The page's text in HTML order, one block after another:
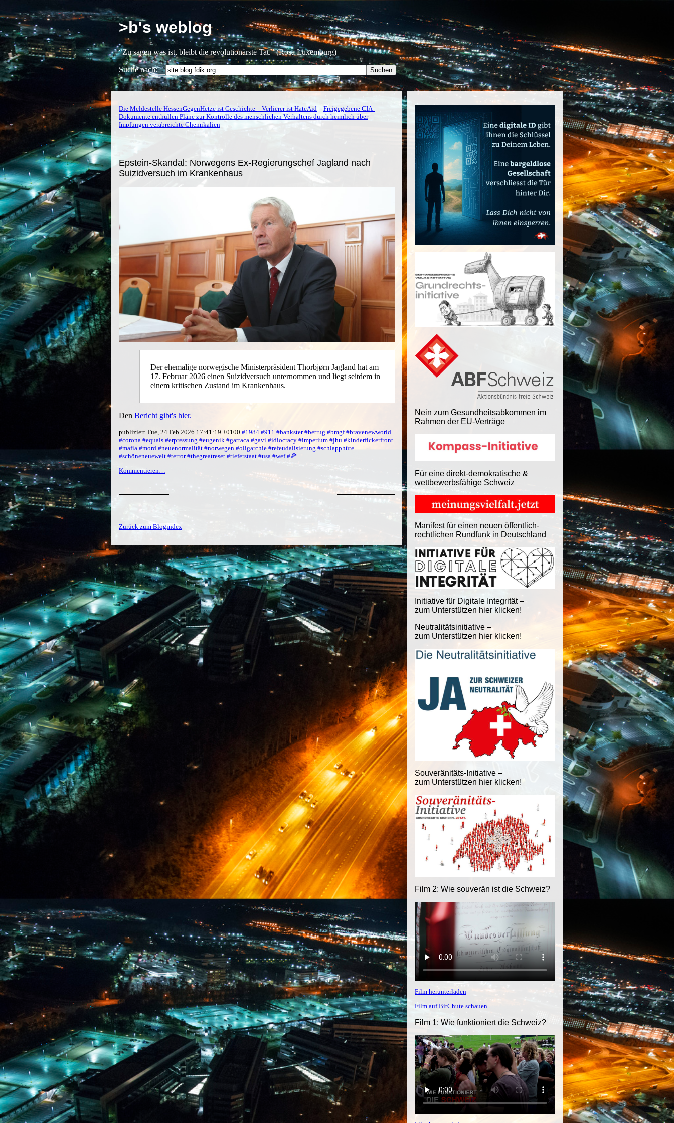
>b's weblog
“Zu sagen was ist, bleibt die revolutionärste Tat.” (Rosa Luxemburg)
Suche nach:
Nein zum Gesundheitsabkommen im
Rahmen der EU-Verträge
Für eine direkt-demokratische &
wettbewerbsfähige Schweiz
Manifest für einen neuen öffentlich-
rechtlichen Rundfunk in Deutschland
Initiative für Digitale Integrität –
zum Unterstützen hier klicken!
Neutralitätsinitiative –
zum Unterstützen hier klicken!
Souveränitäts-Initiative –
zum Unterstützen hier klicken!
Film 2: Wie souverän ist die Schweiz?
Film herunterladen
Film auf BitChute schauen
Film 1: Wie funktioniert die Schweiz?
Die Meldestelle HessenGegenHetze ist Geschichte – Verlierer ist HateAid – Freigegebene CIA-
Dokumente enthüllen Pläne zur Kontrolle des menschlichen Verhaltens durch heimlich über
Impfungen verabreichte Chemikalien
Epstein-Skandal: Norwegens Ex-Regierungschef Jagland nach
Suizidversuch im Krankenhaus
Der ehemalige norwegische Ministerpräsident Thorbjørn Jagland hat am
17. Februar 2026 einen Suizidversuch unternommen und liegt seitdem in
einem kritischen Zustand im Krankenhaus.
Den Bericht gibt's hier.
publiziert Tue, 24 Feb 2026 17:41:19 +0100 #1984 #911 #bankster #betrug #bmgf #bravenewworld
#corona #equals #erpressung #eugenik #gattaca #gavi #idiocracy #imperium #jhu #kinderfickerfront
#mafia #mord #neuenormalität #norwegen #oligarchie #refeudalisierung #schlapphüte
#schöneneuewelt #terror #thegreatreset #tieferstaat #usa #wef #🍕
Kommentieren…
Zurück zum Blogindex